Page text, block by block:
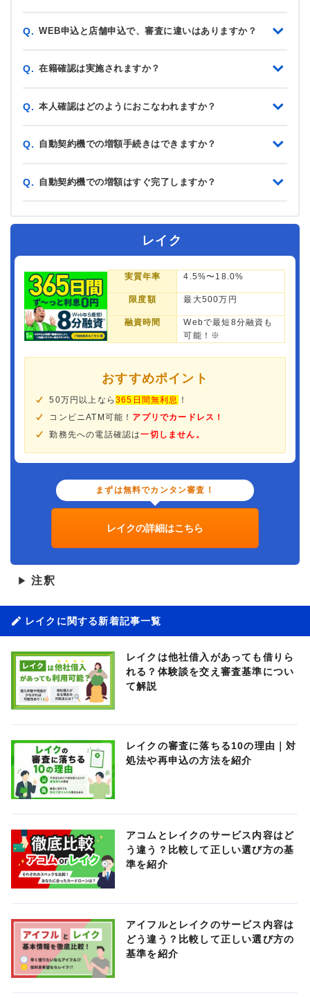
Q. WEB申込と店舗申込で、審査に違いはありますか？
Q. 在籍確認は実施されますか？
Q. 本人確認はどのようにおこなわれますか？
Q. 自動契約機での増額手続きはできますか？
Q. 自動契約機での増額はすぐ完了しますか？
レイク
実質年率 4.5%〜18.0%
限度額 最大500万円
融資時間
Webで最短8分融資も
可能！※
おすすめポイント
50万円以上なら365日間無利息
！
コンビニATM可能！ アプリでカードレス！
勤務先への電話確認は一切しません。
まずは無料でカンタン審査！
レイクの詳細はこちら
▶ 注釈
レイクに関する新着記事一覧
レイクは他社借入があっても借りら
れる？体験談を交え審査基準につい
て解説
レイクの審査に落ちる10の理由｜対
処法や再申込の方法を紹介
アコムとレイクのサービス内容はど
う違う？比較して正しい選び方の基
準を紹介
アイフルとレイクのサービス内容は
どう違う？比較して正しい選び方の
基準を紹介